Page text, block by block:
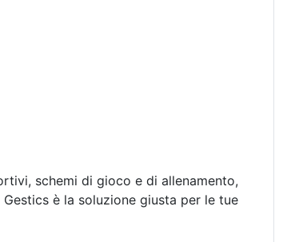
schemi di gioco e di allenamento,
Gestics è la soluzione giusta per le tue